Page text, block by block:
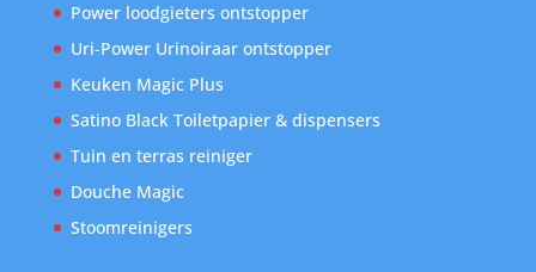
Power loodgieters ontstopper
Uri-Power Urinoiraar ontstopper
Keuken Magic Plus
Satino Black Toiletpapier & dispensers
Tuin en terras reiniger
Douche Magic
Stoomreinigers